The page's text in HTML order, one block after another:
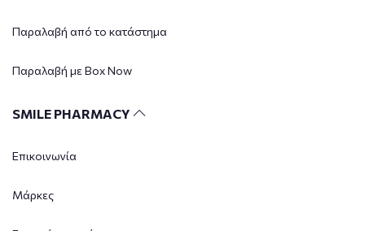
Παραλαβή από το κατάστημα
Παραλαβή με Box Now
SMILE PHARMACY
Επικοινωνία
Μάρκες